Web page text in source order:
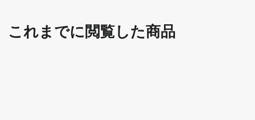
これまでに閲覧した商品